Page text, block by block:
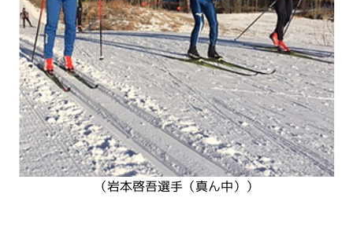
（岩本啓吾選手（真ん中））